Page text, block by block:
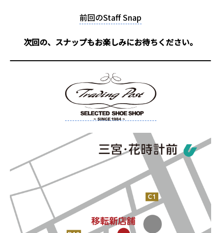
前回のStaff Snap
次回の、スナップもお楽しみにお待ちください。